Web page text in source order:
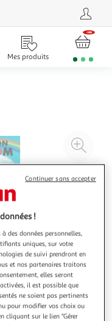
Mes produits
à
!
des données personnelles,
uniques, sur votre
de suivi prendront en
et nos partenaires traitons
elles seront
il est possible que
ne soient pas pertinents
pour modifier vos choix ou
cliquant sur le lien "Gérer
Continuer sans accepter